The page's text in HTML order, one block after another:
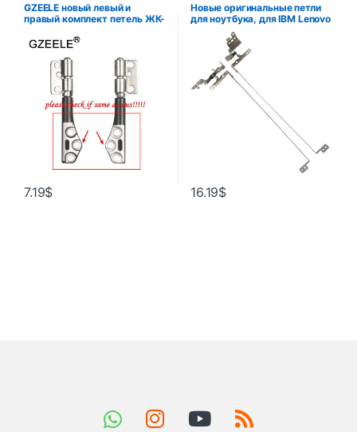
GZEELE новый левый и
правый комплект петель ЖК-
Macbook Pro 13 дюймов
A1278 MB466 2008 2009
2010 2011 2012 петли для
экрана
7.19$
Новые оригинальные петли
для ноутбука, для IBM Lenovo
G580 G580A G585 PM Series
PN:QIWG6.R QIWG6.L
AM0N2000300
AM0N2000200 версия 1
16.19$